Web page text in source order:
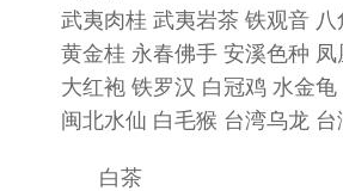
武夷肉桂 武夷岩茶 铁观音 八
黄金桂 永春佛手 安溪色种 凤
大红袍 铁罗汉 白冠鸡 水金龟
闽北水仙 白毛猴 台湾乌龙 台
白茶